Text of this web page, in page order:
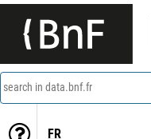
search in data.bnf.fr
FR